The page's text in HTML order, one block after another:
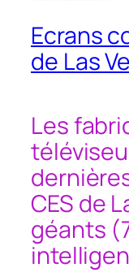
Ecrans
de Las
Les
CES de
géants